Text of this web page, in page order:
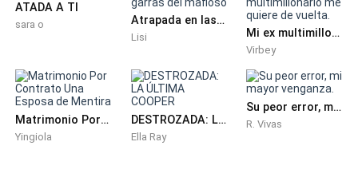
ATADA A TI
sara o Atrapada en las garras del mafioso
Lisi Mi ex multimillonario me quiere de vuelta.
Virbey
Matrimonio Por Contrato Una Esposa de Mentira
Yingiola
DESTROZADA: LA ÚLTIMA COOPER
Ella Ray
Su peor error, mi mayor venganza.
R. Vivas